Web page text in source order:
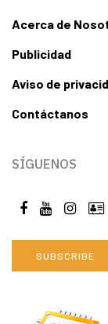
Acerca de
Publicidad
Aviso de
Contáctanos
SÍGUENOS
SUBSCRIBE